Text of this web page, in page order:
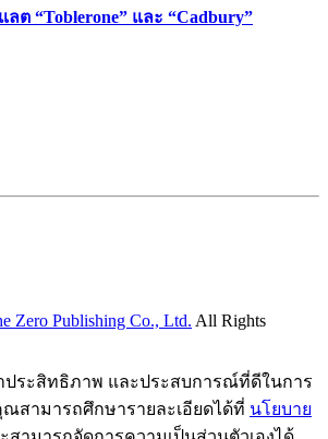
ต “Toblerone” และ “Cadbury”
Zero Publishing Co., Ltd. All Rights
ประสิทธิภาพ และประสบการณ์ที่ดีในการ
สามารถศึกษารายละเอียดได้ที่ นโยบาย